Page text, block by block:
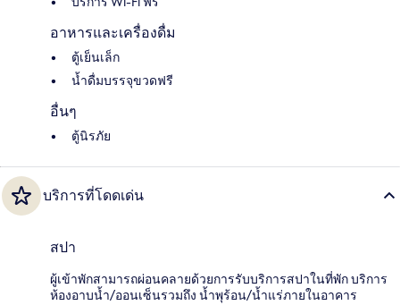
อาหารและเครื่องดื่ม
ตู้เย็นเล็ก
น้ำดื่มบรรจุขวดฟรี
อื่นๆ
ตู้นิรภัย
บริการที่โดดเด่น
สปา
ผู้เข้าพักสามารถผ่อนคลายด้วยการรับบริการสปาในที่พัก บริการ
ห้องอาบน้ำ/ออนเซ็นรวมถึง น้ำพุร้อน/น้ำแร่ภายในอาคาร